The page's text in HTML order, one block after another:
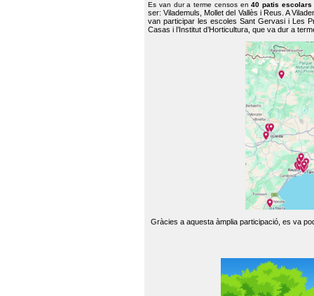
Es van dur a terme censos en40 patis escolars
ser: Vilademuls, Mollet del Vallès i Reus. A
van participar les escoles Sant Gervasi i Les
Casas i l’Institut d’Horticultura, que va dur a
Gràcies a aquesta àmplia participació, es va